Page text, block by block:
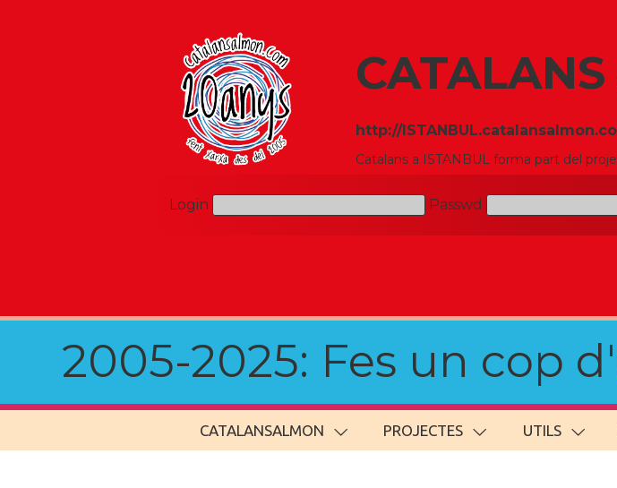
http://
Catalans a ISTANBUL forma part del
Login Passwd
2005-2025: Fes un cop
CATALANSALMON PROJECTES UTILS